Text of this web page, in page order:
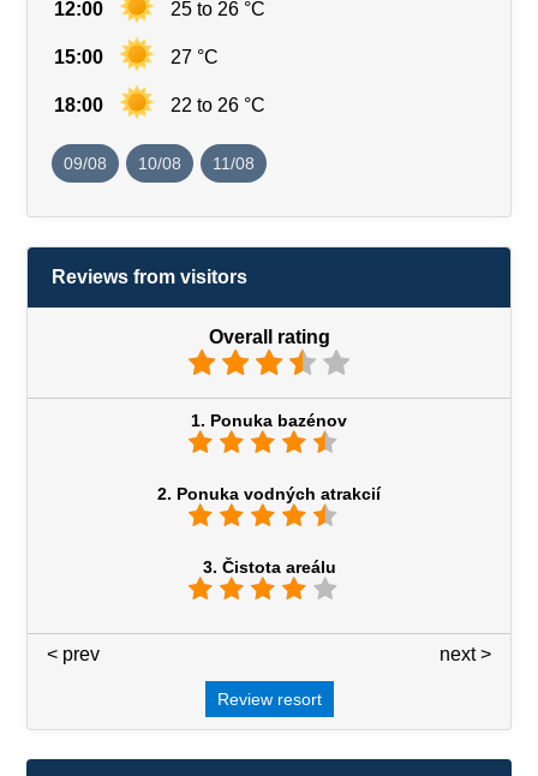
12:00 25 to 26 °C
15:00 27 °C
18:00 22 to 26 °C
09/08 10/08 11/08
Reviews from visitors
Overall rating
1. Ponuka bazénov
2. Ponuka vodných atrakcií
3. Čistota areálu
next >
< prev
Review resort